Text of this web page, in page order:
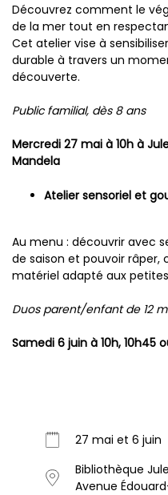
Découvrez comment le
de la mer tout en
Cet atelier vise à
durable à travers un
découverte.
Public familial, dès 8 ans
Mercredi 27 mai à 10h à
Mandela
Atelier sensoriel et
Au menu : découvrir avec
de saison et pouvoir râper,
matériel adapté aux
Duos parent/enfant de 12
Samedi 6 juin à 10h, 10h45
27 mai et 6 juin
Bibliothèque
Avenue